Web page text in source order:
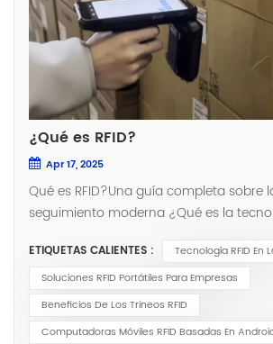
¿Qué es RFID?
Apr 17, 2025
Qué es RFID?Una guía completa sobre
seguimiento moderna ¿Qué es la
tecnología inalámbrica que utiliza
electromagnéticos para identificar y
automáticamente. A diferencia de los
tradicionales, RFID permite el escaneo
ETIQUETAS CALIENTES :
Tecnología RFID En
Soluciones RFID Portátiles Para Empresas
Beneficios De Los Trineos RFID
Computadoras Móviles RFID Basadas En